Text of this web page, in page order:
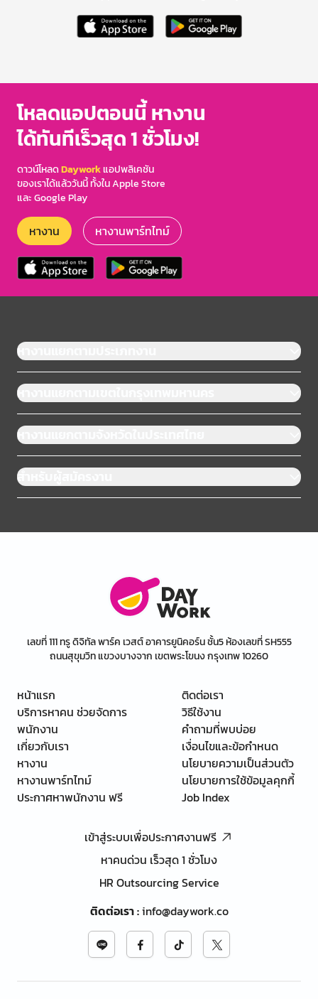
โหลดแอปตอนนี้ หางาน
ได้ทันทีเร็วสุด 1 ชั่วโมง!
ดาวน์โหลดDayworkแอปพลิเคชัน
ของเราได้แล้ววันนี้ ทั้งใน Apple Store
และ Google Play
หางาน หางานพาร์ทไทม์
หางานแยกตามประเภทงาน
หางานแยกตามเขตในกรุงเทพมหานคร
หางานแยกตามจังหวัดในประเทศไทย
สำหรับผู้สมัครงาน
เลขที่ 111 ทรู ดิจิทัล พาร์ค เวสต์ อาคารยูนิคอร์น ชั้น5 ห้องเลขที่ SH555
ถนนสุขุมวิท แขวงบางจาก เขตพระโขนง กรุงเทพ 10260
หน้าแรก
บริการหาคน ช่วยจัดการ
พนักงาน
เกี่ยวกับเรา
หางาน
หางานพาร์ทไทม์
ประกาศหาพนักงาน ฟรี
ติดต่อเรา
วิธีใช้งาน
คำถามที่พบบ่อย
เงื่อนไขและข้อกำหนด
นโยบายความเป็นส่วนตัว
นโยบายการใช้ข้อมูลคุกกี้
Job Index
เข้าสู่ระบบเพื่อประกาศงานฟรี
หาคนด่วน เร็วสุด 1 ชั่วโมง
HR Outsourcing Service
ติดต่อเรา:info@daywork.co